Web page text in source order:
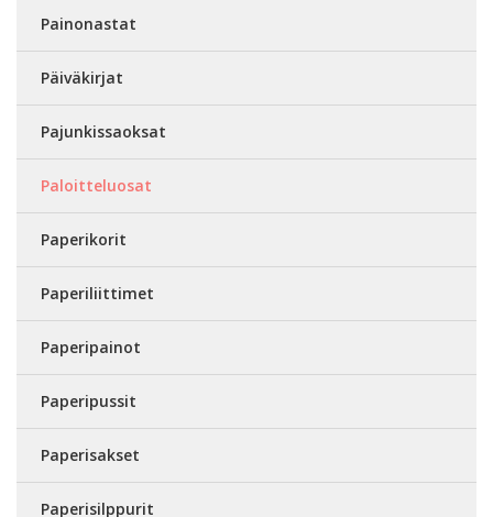
Painonastat
Päiväkirjat
Pajunkissaoksat
Paloitteluosat
Paperikorit
Paperiliittimet
Paperipainot
Paperipussit
Paperisakset
Paperisilppurit